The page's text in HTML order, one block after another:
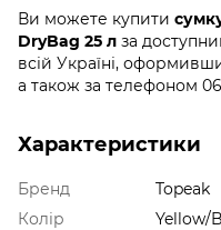
Ви можете купити
DryBag 25 л за
всій Україні,
а також за телефоном
Характеристики
Бренд
Topeak
Колір
Yellow/